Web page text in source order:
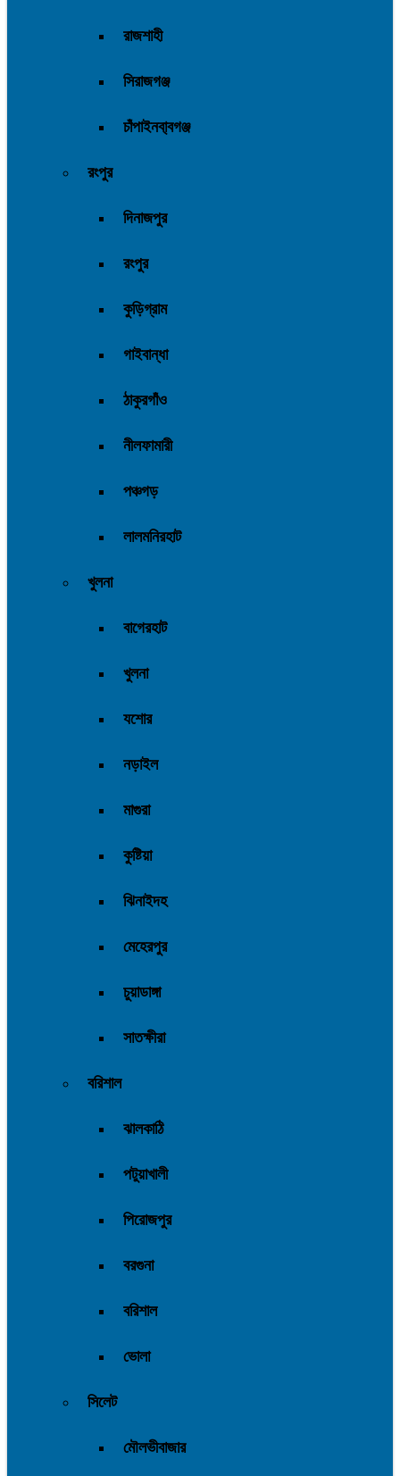
রাজশাহী
সিরাজগঞ্জ
চাঁপাইনবা্বগঞ্জ
রংপুর
দিনাজপুর
রংপুর
কুড়িগ্রাম
গাইবান্ধা
ঠাকুরগাঁও
নীলফামারী
পঞ্চগড়
লালমনিরহাট
খুলনা
বাগেরহাট
খুলনা
যশোর
নড়াইল
মাগুরা
কুষ্টিয়া
ঝিনাইদহ
মেহেরপুর
চুয়াডাঙ্গা
সাতক্ষীরা
বরিশাল
ঝালকাঠি
পটুয়াখালী
পিরোজপুর
বরগুনা
বরিশাল
ভোলা
সিলেট
মৌলভীবাজার